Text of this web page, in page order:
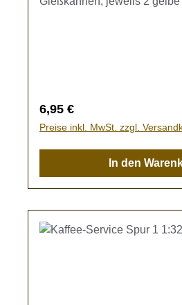
Regulärer Preis:
6,95 €
Preise inkl. MwSt. zzgl.
In den